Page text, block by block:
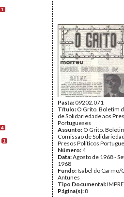
1
4
1
Pasta:09202.071
Título: O Grito. Boletim
de Solidariedade aos
Portugueses
Assunto: O Grito.
Comissão de
Presos Políticos
Número:4
Data:Agosto de 1968 -
1968
Fundo:Isabel do Carmo/
Antunes
Tipo Documental:
Página(s): 8